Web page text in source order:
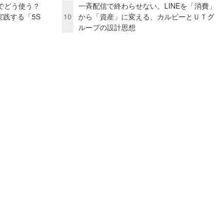
どう使う？
践する「5S
10
一斉配信で終わらせない。LINEを「消費」
から「資産」に変える、カルビーとＵＴグ
ループの設計思想